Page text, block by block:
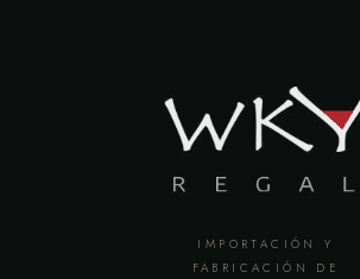
IMPORTACIÓN Y
FABRICACIÓN DE